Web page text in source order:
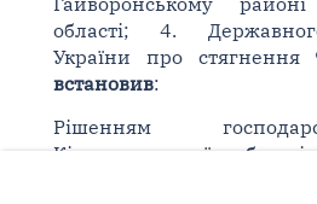
області; 4.
України про стягнення
встановив:
Рішенням
Кіровоградської
позов задоволено